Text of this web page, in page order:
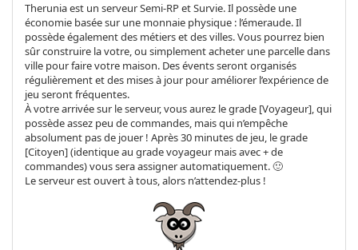
Therunia est un serveur Semi-RP et Survie. Il possède une
économie basée sur une monnaie physique : l’émeraude. Il
possède également des métiers et des villes. Vous pourrez bien
sûr construire la votre, ou simplement acheter une parcelle dans
ville pour faire votre maison. Des évents seront organisés
régulièrement et des mises à jour pour améliorer l’expérience de
jeu seront fréquentes.
À votre arrivée sur le serveur, vous aurez le grade [Voyageur], qui
possède assez peu de commandes, mais qui n’empêche
absolument pas de jouer ! Après 30 minutes de jeu, le grade
[Citoyen] (identique au grade voyageur mais avec + de
commandes) vous sera assigner automatiquement. 🙂
Le serveur est ouvert à tous, alors n’attendez-plus !